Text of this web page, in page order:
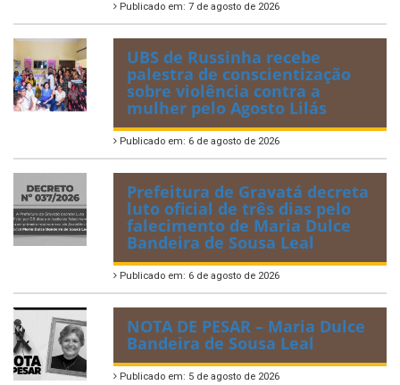
Publicado em: 7 de agosto de 2026
UBS de Russinha recebe
palestra de conscientização
sobre violência contra a
mulher pelo Agosto Lilás
Publicado em: 6 de agosto de 2026
Prefeitura de Gravatá decreta
luto oficial de três dias pelo
falecimento de Maria Dulce
Bandeira de Sousa Leal
Publicado em: 6 de agosto de 2026
NOTA DE PESAR – Maria Dulce
Bandeira de Sousa Leal
Publicado em: 5 de agosto de 2026